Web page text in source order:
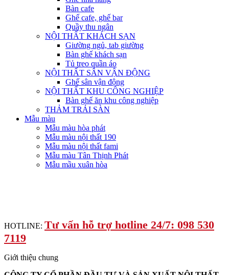
Bàn cafe
Ghế cafe, ghế bar
Quầy thu ngân
NỘI THẤT KHÁCH SẠN
Giường ngủ, tab giường
Bàn ghế khách sạn
Tủ treo quần áo
NỘI THẤT SÂN VẬN ĐỘNG
Ghế sân vận động
NỘI THẤT KHU CÔNG NGHIỆP
Bàn ghế ăn khu công nghiệp
THẢM TRẢI SÀN
Mẫu màu
Mẫu màu hòa phát
Mẫu màu nội thất 190
Mẫu màu nội thất fami
Mẫu màu Tân Thịnh Phát
Mẫu mầu xuân hòa
HOTLINE: Tư vấn hỗ trợ hotline 24/7: 098 530
7119
Giới thiệu chung